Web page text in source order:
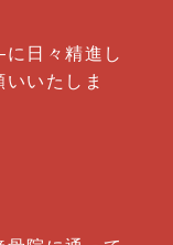
日々精進し
いたしま